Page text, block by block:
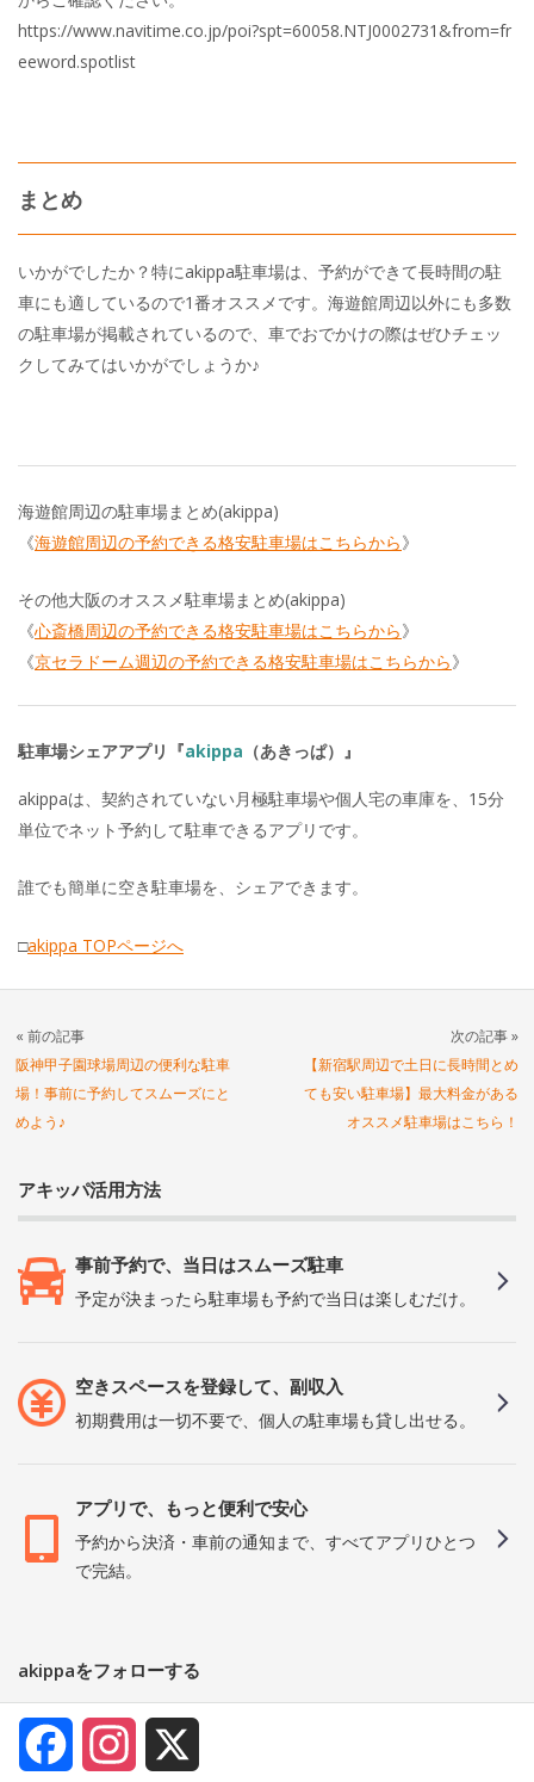
https://www.navitime.co.jp/poi?spt=60058.NTJ0002731&from=fr
eeword.spotlist
まとめ
いかがでしたか？特にakippa駐車場は、予約ができて長時間の駐
車にも適しているので1番オススメです。海遊館周辺以外にも多数
の駐車場が掲載されているので、車でおでかけの際はぜひチェッ
クしてみてはいかがでしょうか♪
海遊館周辺の駐車場まとめ(akippa)
《海遊館周辺の予約できる格安駐車場はこちらから》
その他大阪のオススメ駐車場まとめ(akippa)
《心斎橋周辺の予約できる格安駐車場はこちらから》
《京セラドーム週辺の予約できる格安駐車場はこちらから》
駐車場シェアアプリ『akippa （あきっぱ）』
akippaは、契約されていない月極駐車場や個人宅の車庫を、15分
単位でネット予約して駐車できるアプリです。
誰でも簡単に空き駐車場を、シェアできます。
□akippa TOPページへ
« 前の記事
阪神甲子園球場周辺の便利な駐車
場！事前に予約してスムーズにと
めよう♪
次の記事 »
【新宿駅周辺で土日に長時間とめ
ても安い駐車場】最大料金がある
オススメ駐車場はこちら！
アキッパ活用方法
事前予約で、当日はスムーズ駐車
予定が決まったら駐車場も予約で当日は楽しむだけ。
空きスペースを登録して、副収入
初期費用は一切不要で、個人の駐車場も貸し出せる。
アプリで、もっと便利で安心
予約から決済・車前の通知まで、すべてアプリひとつ
で完結。
akippaをフォローする
FacebookInstagram